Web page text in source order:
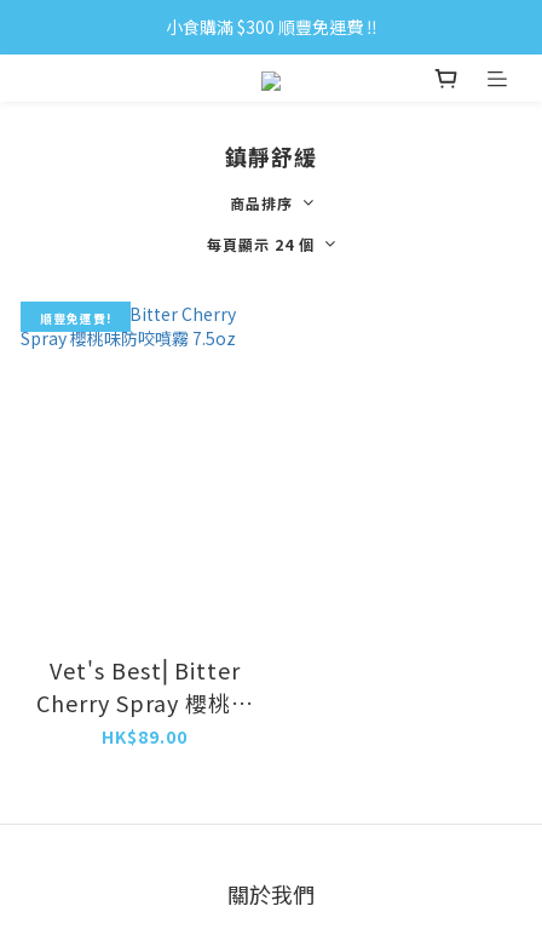
小食購滿 $300 順豐免運費 ‼
小食購滿 $300 順豐免運費 ‼
全單購滿 $500 免運費 ♥︎ 會員積分回贈 $1＝1Pt.
鎮靜舒緩
商品排序
每頁顯示 24 個
順豐免運費!
Vet's Best⎜Bitter
Cherry Spray 櫻桃味
防咬噴霧 7.5oz
HK$89.00
關於我們